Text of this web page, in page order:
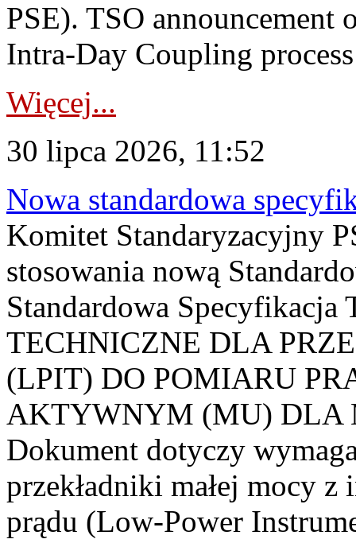
PSE). TSO announcement
Intra-Day Coupling
Więcej...
30 lipca 2026, 11:52
Nowa standardowa
Komitet Standaryzacyjny
stosowania nową
Standardowa
TECHNICZNE DLA
(LPIT) DO POMIARU
AKTYWNYM (MU) DLA
Dokument dotyczy
przekładniki małej mocy
prądu (Low-Power